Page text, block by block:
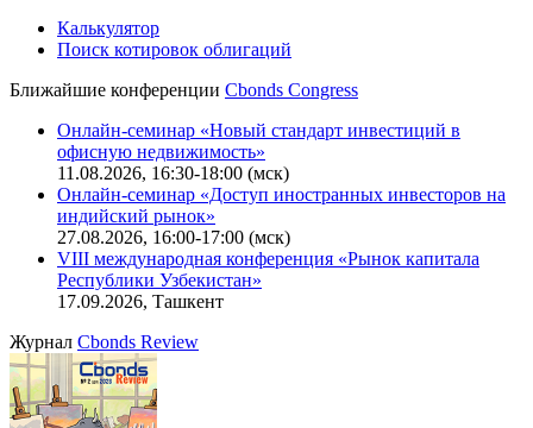
Калькулятор
Поиск котировок облигаций
Ближайшие конференции Cbonds Congress
Онлайн-семинар «Новый стандарт инвестиций в
офисную недвижимость»
11.08.2026, 16:30-18:00 (мск)
Онлайн-семинар «Доступ иностранных инвесторов на
индийский рынок»
27.08.2026, 16:00-17:00 (мск)
VIII международная конференция «Рынок капитала
Республики Узбекистан»
17.09.2026, Ташкент
Журнал Cbonds Review